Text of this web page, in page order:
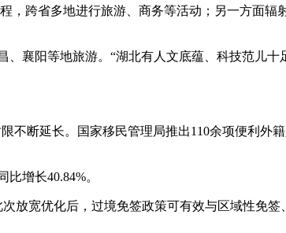
，跨省多地进行旅游、商务等活动；另一方面辐
襄阳等地旅游。“湖北有人文底蕴、科技范儿
不断延长。国家移民管理局推出110余项便利外
增长40.84%。
放宽优化后，过境免签政策可有效与区域性免